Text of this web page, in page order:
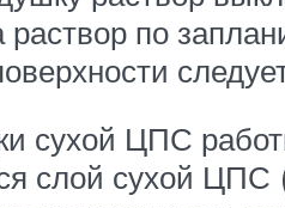
раствор по
сухой ЦПС
слой сухой